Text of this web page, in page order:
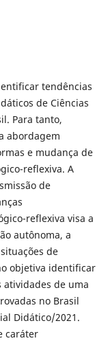
tendências
de Ciências
Para tanto,
abordagem
e mudança de
reflexiva. A
de
reflexiva visa a
autônoma, a
de
objetiva identificar
atividades de uma
no Brasil
Didático/2021.
caráter